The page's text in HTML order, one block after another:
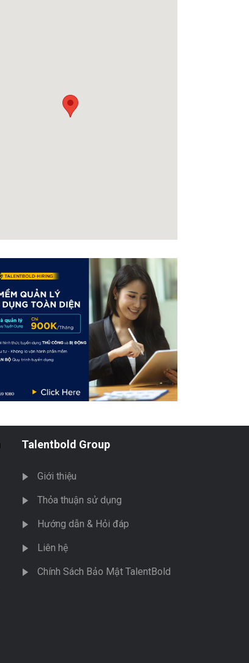
Talentbold Group
Giới thiệu
Thỏa thuận sử dụng
Hướng dẫn & Hỏi đáp
Liên hệ
Chính Sách Bảo Mật TalentBold